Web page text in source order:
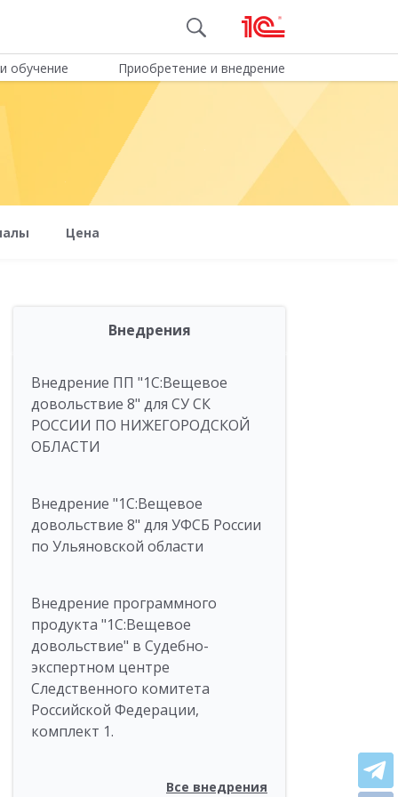
обучение Приобретение и внедрение
Цена
Внедрения
Внедрение ПП "1С:Вещевое
довольствие 8" для СУ СК
РОССИИ ПО НИЖЕГОРОДСКОЙ
ОБЛАСТИ
Внедрение "1С:Вещевое
довольствие 8" для УФСБ России
по Ульяновской области
Внедрение программного
продукта "1С:Вещевое
довольствие" в Судебно-
экспертном центре
Следственного комитета
Российской Федерации,
комплект 1.
Все внедрения